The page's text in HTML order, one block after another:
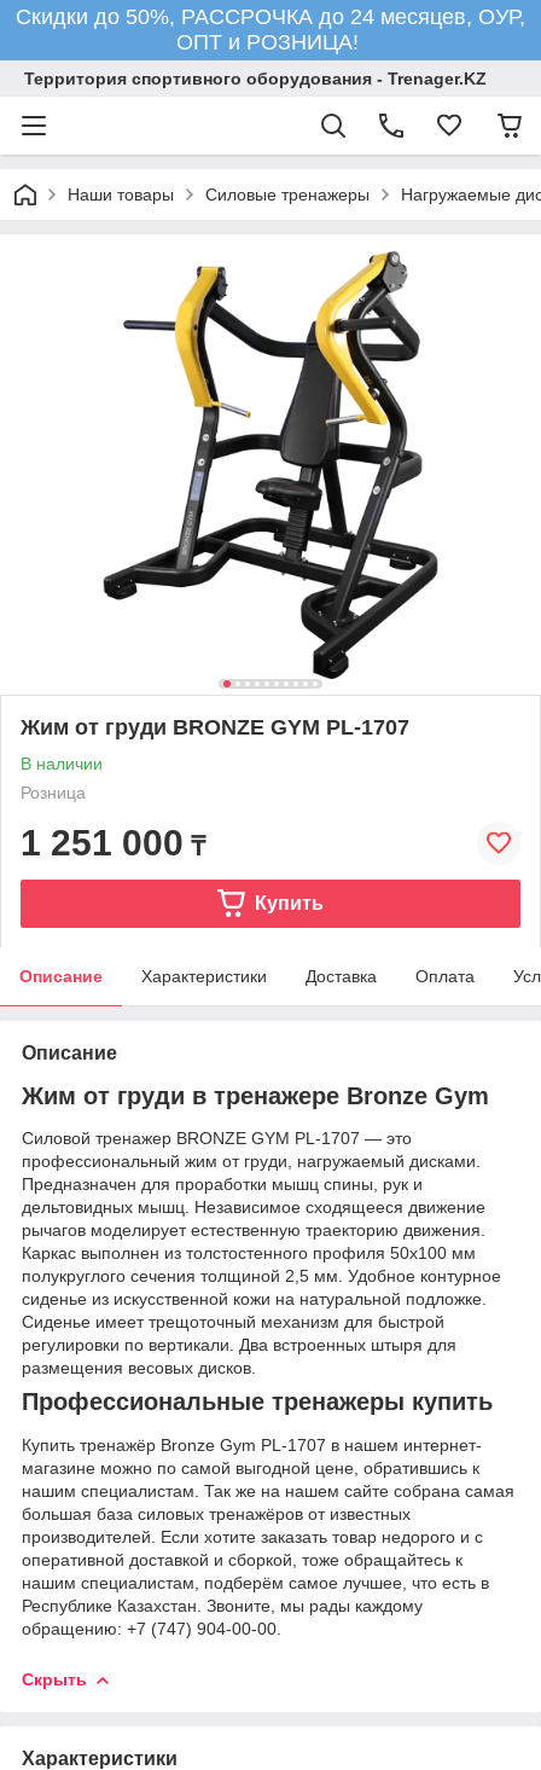
Скидки до 50%, РАССРОЧКА до 24 месяцев, ОУР,
ОПТ и РОЗНИЦА!
Территория спортивного оборудования - Trenager.KZ
Наши товары Силовые тренажеры Нагружаемые
Жим от груди BRONZE GYM PL-1707
В наличии
Розница
1 251 000 ₸
Купить
Описание Характеристики Доставка Оплата
Описание
Жим от груди в тренажере Bronze Gym
Силовой тренажер BRONZE GYM PL-1707 — это
профессиональный жим от груди, нагружаемый дисками.
Предназначен для проработки мышц спины, рук и
дельтовидных мышц. Независимое сходящееся движение
рычагов моделирует естественную траекторию движения.
Каркас выполнен из толстостенного профиля 50х100 мм
полукруглого сечения толщиной 2,5 мм. Удобное контурное
сиденье из искусственной кожи на натуральной подложке.
Сиденье имеет трещоточный механизм для быстрой
регулировки по вертикали. Два встроенных штыря для
размещения весовых дисков.
Профессиональные тренажеры купить
Купить тренажёр Bronze Gym PL-1707 в нашем интернет-
магазине можно по самой выгодной цене, обратившись к
нашим специалистам. Так же на нашем сайте собрана самая
большая база силовых тренажёров от известных
производителей. Если хотите заказать товар недорого и с
оперативной доставкой и сборкой, тоже обращайтесь к
нашим специалистам, подберём самое лучшее, что есть в
Республике Казахстан. Звоните, мы рады каждому
обращению: +7 (747) 904-00-00.
Скрыть
Характеристики